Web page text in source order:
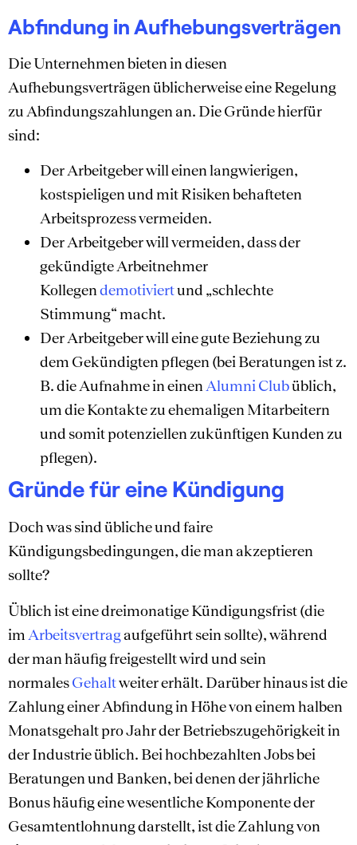
Abfindung in Aufhebungsverträgen
Die Unternehmen bieten in diesen
Aufhebungsverträgen üblicherweise eine Regelung
zu Abfindungszahlungen an. Die Gründe hierfür
sind:
Der Arbeitgeber will einen langwierigen,
kostspieligen und mit Risiken behafteten
Arbeitsprozess vermeiden.
Der Arbeitgeber will vermeiden, dass der
gekündigte Arbeitnehmer
Kollegendemotiviertund „schlechte
Stimmung“ macht.
Der Arbeitgeber will eine gute Beziehung zu
dem Gekündigten pflegen (bei Beratungen ist z.
B. die Aufnahme in einen Alumni Clubüblich,
um die Kontakte zu ehemaligen Mitarbeitern
und somit potenziellen zukünftigen Kunden zu
pflegen).
Gründe für eine Kündigung
Doch was sind übliche und faire
Kündigungsbedingungen, die man akzeptieren
sollte?
Üblich ist eine dreimonatige Kündigungsfrist (die
im Arbeitsvertragaufgeführt sein sollte), während
der man häufig freigestellt wird und sein
normalesGehaltweiter erhält. Darüber hinaus ist die
Zahlung einer Abfindung in Höhe von einem halben
Monatsgehalt pro Jahr der Betriebszugehörigkeit in
der Industrie üblich. Bei hochbezahlten Jobs bei
Beratungen und Banken, bei denen der jährliche
Bonus häufig eine wesentliche Komponente der
Gesamtentlohnung darstellt, ist die Zahlung von